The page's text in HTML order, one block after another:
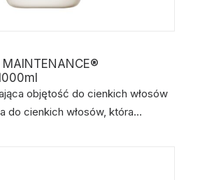
MAINTENANCE®
objętość do cienkich włosów
do cienkich włosów, która…